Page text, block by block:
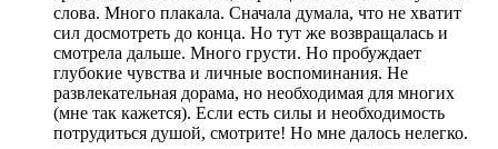
слова. Много плакала. Сначала думала, что не хватит
сил досмотреть до конца. Но тут же возвращалась и
смотрела дальше. Много грусти. Но пробуждает
глубокие чувства и личные воспоминания. Не
развлекательная дорама, но необходимая для многих
(мне так кажется). Если есть силы и необходимость
потрудиться душой, смотрите! Но мне далось нелегко.